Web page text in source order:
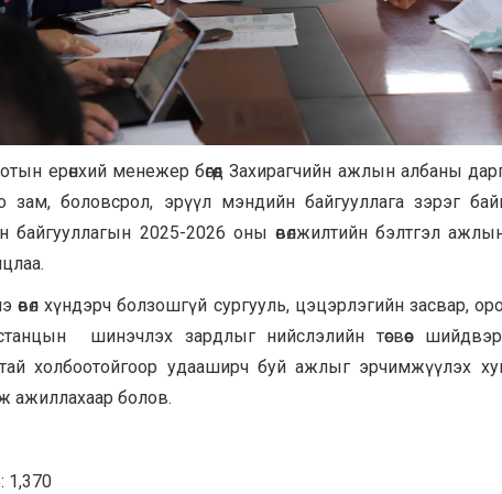
ерөнхий менежер бөгөөд Захирагчийн ажлын албаны
зам, боловсрол, эрүүл мэндийн байгууллага зэрэг
байгууллагын 2025-2026 оны өвөлжилтийн бэлтгэл
өвөл хүндэрч болзошгүй сургууль, цэцэрлэгийн засвар,
шинэчлэх зардлыг нийслэлийн төсвөөс
холбоотойгоор удааширч буй ажлыг эрчимжүүлэх
ажиллахаар болов.
1,370